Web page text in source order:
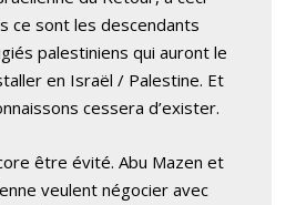
ce sont les descendants
palestiniens qui auront le
en Israël / Palestine. Et
cessera d’exister.
être évité. Abu Mazen et
veulent négocier avec